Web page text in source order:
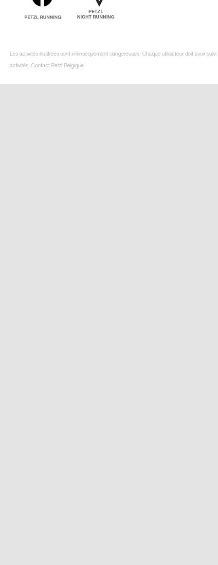
Les activités illustrées sont intrinsèquement dangereuses. Chaque utilisateur doit avoir
activités. Contact Petzl Belgique